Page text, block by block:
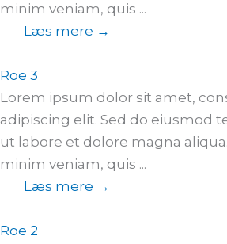
minim veniam, quis ...
Læs mere →
Roe 3
Lorem ipsum dolor sit amet,
adipiscing elit. Sed do eiusmod
ut labore et dolore magna
minim veniam, quis ...
Læs mere →
Roe 2